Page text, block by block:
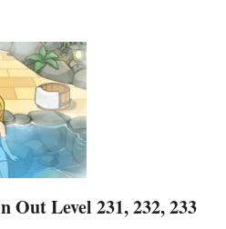
Out Level 231, 232, 233